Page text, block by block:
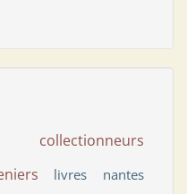
collectionneurs
livres nantes